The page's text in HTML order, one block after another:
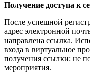
Получение доступа к
После успешной
адрес электронной
направлена ссылка.
входа в виртуальное
получения ссылки: не
мероприятия.